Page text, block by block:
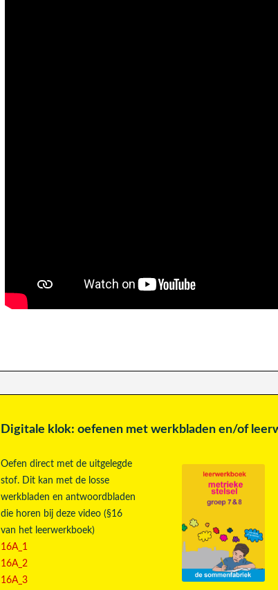
Digitale klok: oefenen met werkbladen en/of
Oefen direct met de uitgelegde
stof. Dit kan met de losse
werkbladen en antwoordbladen
die horen bij deze video (§16
van het leerwerkboek)
16A_1
16A_2
16A_3